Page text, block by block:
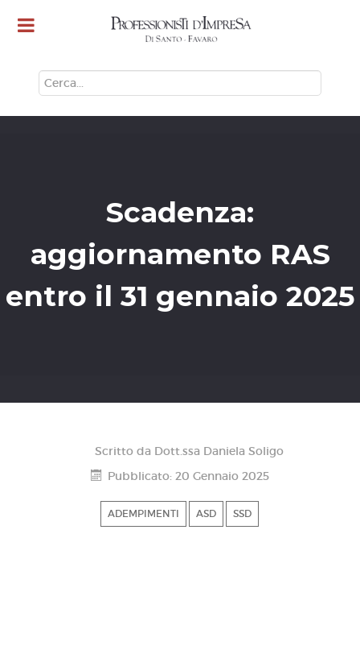
Scadenza:
aggiornamento RAS
entro il 31 gennaio 2025
Scritto da Dott.ssa Daniela Soligo
Pubblicato: 20 Gennaio 2025
ADEMPIMENTI ASD SSD